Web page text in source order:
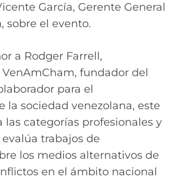
García, Gerente General
sobre el evento.
a Rodger Farrell,
fundador del
para el
la sociedad venezolana, este
las categorías profesionales y
trabajos de
los medios alternativos de
en el ámbito nacional